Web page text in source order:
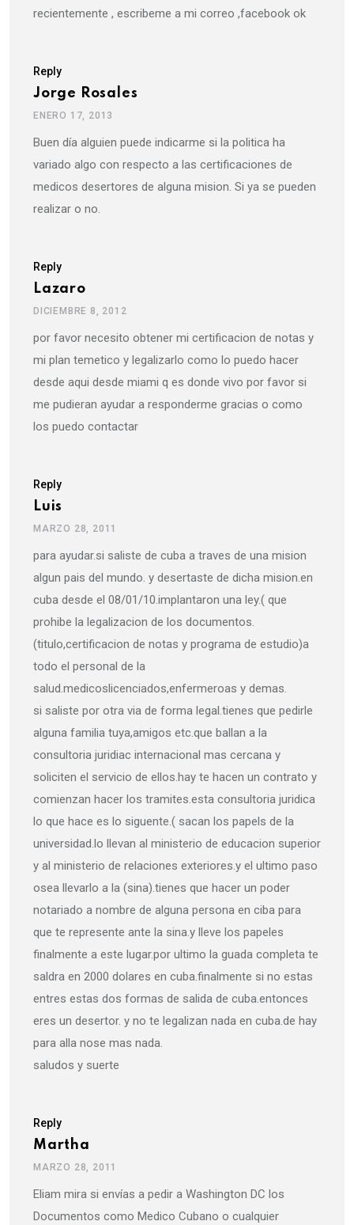
recientemente , escribeme a mi correo ,facebook ok
Reply
Jorge Rosales
ENERO 17, 2013
Buen día alguien puede indicarme si la politica ha
variado algo con respecto a las certificaciones de
medicos desertores de alguna mision. Si ya se pueden
realizar o no.
Reply
Lazaro
DICIEMBRE 8, 2012
por favor necesito obtener mi certificacion de notas y
mi plan temetico y legalizarlo como lo puedo hacer
desde aqui desde miami q es donde vivo por favor si
me pudieran ayudar a responderme gracias o como
los puedo contactar
Reply
Luis
MARZO 28, 2011
para ayudar.si saliste de cuba a traves de una mision
algun pais del mundo. y desertaste de dicha mision.en
cuba desde el 08/01/10.implantaron una ley.( que
prohibe la legalizacion de los documentos.
(titulo,certificacion de notas y programa de estudio)a
todo el personal de la
salud.medicoslicenciados,enfermeroas y demas.
si saliste por otra via de forma legal.tienes que pedirle
alguna familia tuya,amigos etc.que ballan a la
consultoria juridiac internacional mas cercana y
soliciten el servicio de ellos.hay te hacen un contrato y
comienzan hacer los tramites.esta consultoria juridica
lo que hace es lo siguente.( sacan los papels de la
universidad.lo llevan al ministerio de educacion superior
y al ministerio de relaciones exteriores.y el ultimo paso
osea llevarlo a la (sina).tienes que hacer un poder
notariado a nombre de alguna persona en ciba para
que te represente ante la sina.y lleve los papeles
finalmente a este lugar.por ultimo la guada completa te
saldra en 2000 dolares en cuba.finalmente si no estas
entres estas dos formas de salida de cuba.entonces
eres un desertor. y no te legalizan nada en cuba.de hay
para alla nose mas nada.
saludos y suerte
Reply
Martha
MARZO 28, 2011
Eliam mira si envías a pedir a Washington DC los
Documentos como Medico Cubano o cualquier